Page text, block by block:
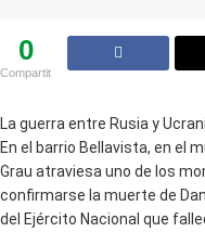
0
Compartit
La guerra entre Rusia y
En el barrio Bellavista, en el
Grau atraviesa uno de los
confirmarse la muerte de
del Ejército Nacional que